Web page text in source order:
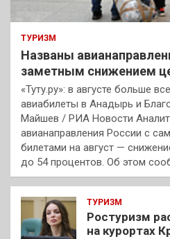
ТУРИЗМ
Названы
заметным снижением
«Туту.ру»: в августе больше
авиабилеты в Анадырь и
Майшев / РИА Новости
авианаправления России с
билетами на август —
до 54 процентов. Об этом
ТУРИЗМ
Ростуризм
на курортах